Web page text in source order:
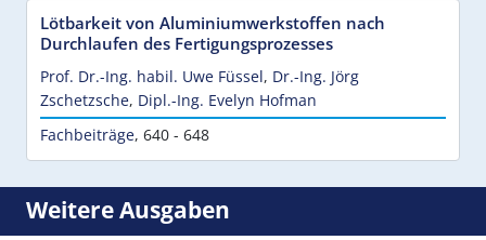
Lötbarkeit von Aluminiumwerkstoffen nach
Durchlaufen des Fertigungsprozesses
Prof. Dr.-Ing. habil. Uwe Füssel, Dr.-Ing. Jörg
Zschetzsche, Dipl.-Ing. Evelyn Hofman
Fachbeiträge, 640 - 648
Weitere Ausgaben